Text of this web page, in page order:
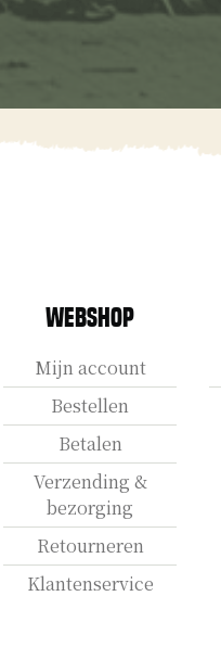
Webshop
Mijn account
Bestellen
Betalen
Verzending &
bezorging
Retourneren
Klantenservice